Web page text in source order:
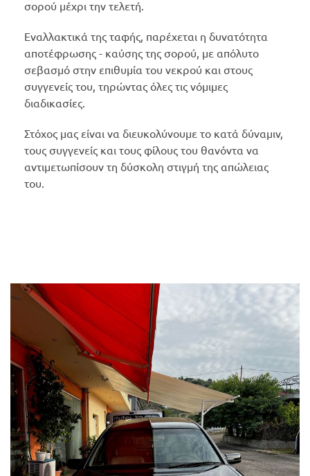
σορού μέχρι την τελετή.
Εναλλακτικά της ταφής, παρέχεται η δυνατότητα
αποτέφρωσης - καύσης της σορού, με απόλυτο
σεβασμό στην επιθυμία του νεκρού και στους
συγγενείς του, τηρώντας όλες τις νόμιμες
διαδικασίες.
​Στόχος μας είναι να διευκολύνουμε το κατά δύναμιν,
τους συγγενείς και τους φίλους του θανόντα να
αντιμετωπίσουν τη δύσκολη στιγμή της απώλειας
του.